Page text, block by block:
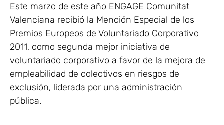
Este marzo de este año ENGAGE Comunitat
Valenciana recibió la Mención Especial de los
Premios Europeos de Voluntariado Corporativo
2011, como segunda mejor iniciativa de
voluntariado corporativo a favor de la mejora de
empleabilidad de colectivos en riesgos de
exclusión, liderada por una administración
pública.